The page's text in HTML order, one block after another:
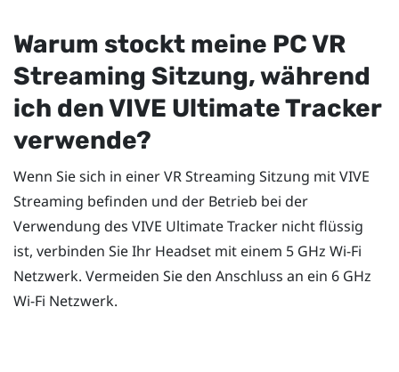
Warum stockt meine PC VR
Streaming Sitzung, während
ich denVIVE Ultimate Tracker
verwende?
Wenn Sie sich in einer VR Streaming Sitzung mitVIVE
Streaming befinden und der Betrieb bei der
Verwendung des VIVE Ultimate Tracker nicht flüssig
ist, verbinden Sie Ihr Headset mit einem 5 GHz Wi-Fi
Netzwerk. Vermeiden Sie den Anschluss an ein 6 GHz
Wi-Fi Netzwerk.